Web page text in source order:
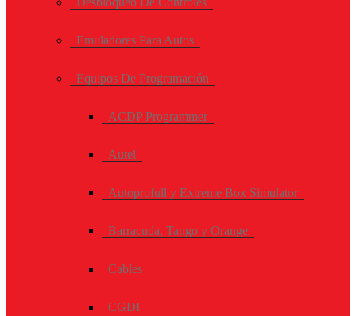
Emuladores Para Autos
Equipos De Programación
ACDP Programmer
Autel
Autoprofull y Extreme Box Simulator
Barracuda, Tango y Orange
Cables
CGDI